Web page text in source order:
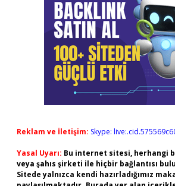
Reklam ve İletişim: Skype:
Yasal Uyarı: Bu internet sitesi, herhangi
veya şahıs şirketi ile hiçbir bağlantısı
Sitede yalnızca kendi hazırladığımız